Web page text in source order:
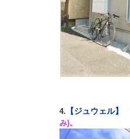
4. 【ジュウェル】
み)。